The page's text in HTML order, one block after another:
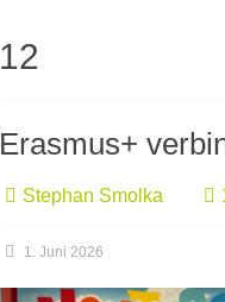
12
Erasmus+
Stephan Smolka
1. Juni 2026